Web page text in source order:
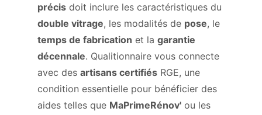
précis doit inclure les caractéristiques du
double vitrage, les modalités de pose, le
temps de fabrication et la garantie
décennale. Qualitionnaire vous connecte
avec des artisans certifiés RGE, une
condition essentielle pour bénéficier des
aides telles que MaPrimeRénov' ou les